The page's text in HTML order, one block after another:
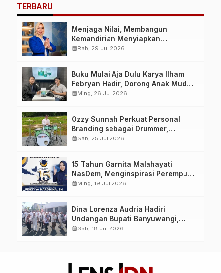
TERBARU
Menjaga Nilai, Membangun
Kemandirian Menyiapkan
Kepemimpinan Ekonomi Perempuan
Jamaah
calendar_monthRab, 29 Jul 2026
Buku Mulai Aja Dulu Karya Ilham
Febryan Hadir, Dorong Anak Muda
Berhenti Menunda dan Mulai
calendar_monthMing, 26 Jul 2026
Ozzy Sunnah Perkuat Personal
Branding sebagai Drummer,
Produser, dan Sutradara Melalui
calendar_monthSab, 25 Jul 2026
15 Tahun Garnita Malahayati
NasDem, Menginspirasi Perempuan
Memimpin Perubahan Bangsa
calendar_monthMing, 19 Jul 2026
Dina Lorenza Audria Hadiri
Undangan Bupati Banyuwangi,
Saksikan Banyuwangi Ethno
calendar_monthSab, 18 Jul 2026